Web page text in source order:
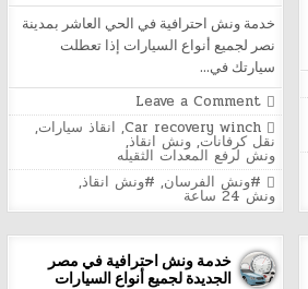
خدمة ونش احترافية في الحي العاشر بمدينة
نصر لجميع أنواع السيارات إذا تعطلت
سيارتك في…
Leave a Comment
خدمة
ونش
احترافية
في
الحي
العاشر
نصر
أنواع
السيارات
Posted
in
Car recovery winch
, انقاذ سيارات,
نقل كرفانات,ونش انقاذ,
ونش لرفع المعدات الثقيله
Tagged
#ونش الفرسان, #ونش انقاذ,
ونش 24 ساعة
خدمة ونش احترافية في مصر
الجديدة لجميع أنواع السيارات